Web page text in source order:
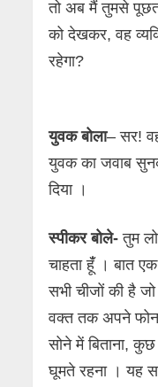
तो अब मैं तुमसे
को देखकर, वह
रहेगा?
युवक बोला– सर!
युवक का जवाब
दिया ।
स्पीकर बोले- तुम
चाहता हूंँ । बात
सभी चीजों की है
वक्त तक अपने
सोने में बिताना,
घूमते रहना । यह